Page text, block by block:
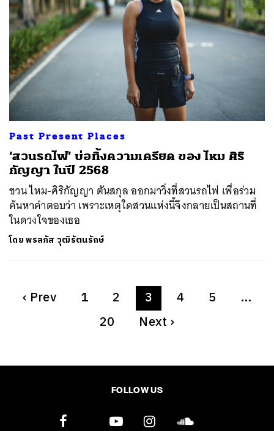
Past Present Places
‘สวนรถไฟ’ บ่อทิ้งความเครียด ของ ไหม ศิริ
กัญญา ในปี 2568
ชวน ไหม-ศิริกัญญา ตันสกุล ออกมาวิ่งที่สวนรถไฟ เพื่อร่วม
ค้นหาคำตอบว่า เพราะเหตุใดสวนแห่งนี้จึงกลายเป็นสถานที่
ในดวงใจของเธอ
โดยพรลภัส วุฒิรัตนรักษ์
‹ Prev 1 2 3 4 5
…
20
Next ›
FOLLOW US